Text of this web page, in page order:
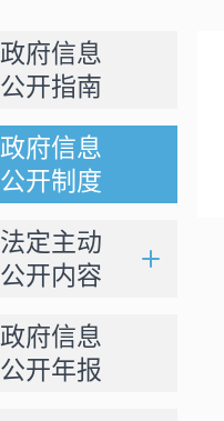
政府信息
公开指南
政府信息
公开制度
法定主动
公开内容
政府信息
公开年报